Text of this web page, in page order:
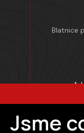
Jsme
Blatnice